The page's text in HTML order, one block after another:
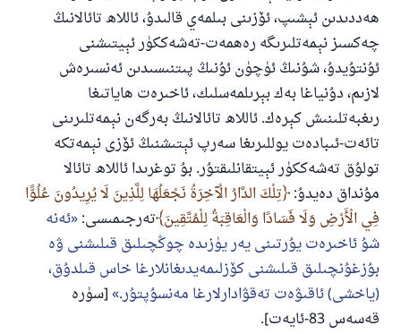
ھەددىدىن ئېشىپ، ئۆزىنى بىلمەي قالىدۇ، ئاللاھ تائالانىڭ
چەكسىز نېمەتلىرىگە رەھمەت-تەشەككۈر ئېيتىشنى
ئۇنتۇيدۇ، شۇنىڭ ئۈچۈن ئۇنىڭ پىتنىسىدىن ئەنسىرەش
لازىم، دۇنياغا بەك بېرىلمەسلىك، ئاخىرەت ھاياتىغا
رىغبەتلىنىش كېرەك. ئاللاھ تائالانىڭ بەرگەن نېمەتلىرىنى
تائەت-ئىبادەت يوللىرىغا سەرپ ئېتىشنىڭ ئۆزى نېمەتكە
تولۇق تەشەككۈر ئېيتقانلىقتۇر. بۇ توغرىدا ئاللاھ تائالا
مۇنداق دەيدۇ: تِلْكَ الدَّارُ الْآخِرَةُ نَجْعَلُهَا لِلَّذِينَ لَا يُرِيدُونَ عُلُوًّا
فِي الْأَرْضِ وَلَا فَسَادًا وَالْعَاقِبَةُ لِلْمُتَّقِينَ تەرجىمىسى: ئەنە
شۇ ئاخىرەت يۇرتىنى يەر يۈزىدە چوڭچىلىق قىلىشنى ۋە
بۇزغۇنچىلىق قىلىشنى كۆزلىمەيدىغانلارغا خاس قىلدۇق،
(ياخشى) ئاقىۋەت تەقۋادارلارغا مەنسۇپتۇر. [سۈرە
قەسەس 83-ئايەت].